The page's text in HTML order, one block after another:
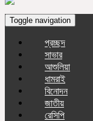
Toggle navigation
প্রচ্ছদ
সাভার
আশুলিয়া
ধামরাই
বিনোদন
জাতীয়
রেসিপি